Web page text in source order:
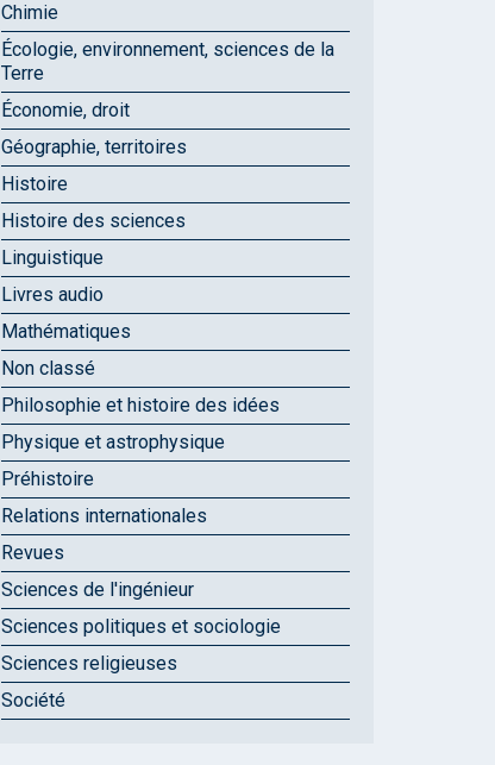
Chimie
Écologie, environnement, sciences de la
Terre
Économie, droit
Géographie, territoires
Histoire
Histoire des sciences
Linguistique
Livres audio
Mathématiques
Non classé
Philosophie et histoire des idées
Physique et astrophysique
Préhistoire
Relations internationales
Revues
Sciences de l'ingénieur
Sciences politiques et sociologie
Sciences religieuses
Société